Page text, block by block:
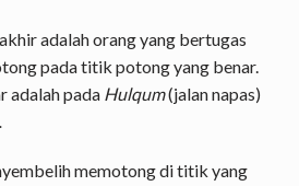
adalah orang yang bertugas
pada titik potong yang benar.
adalah pada Hulqum(jalan napas)
memotong di titik yang